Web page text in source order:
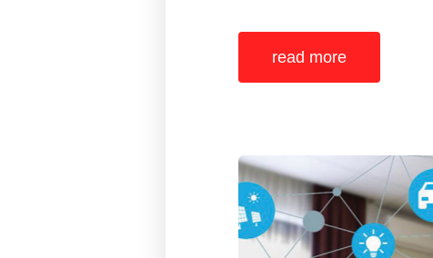
read more